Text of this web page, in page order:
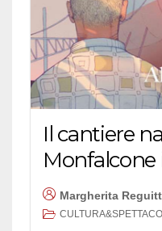
Il cantiere
Margherita